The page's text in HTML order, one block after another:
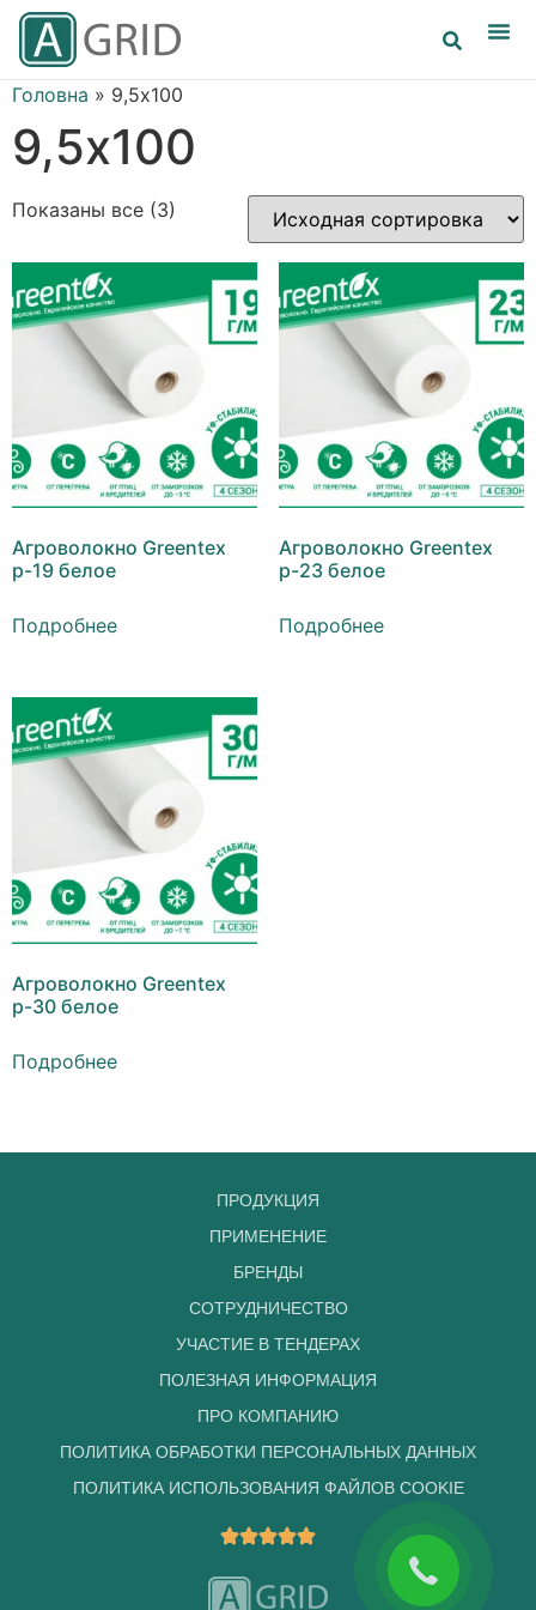
Головна » 9,5х100
9,5х100
Показаны все (3)
Агроволокно Greentex
р-19 белое
Подробнее
Агроволокно Greentex
р-23 белое
Подробнее
Агроволокно Greentex
р-30 белое
Подробнее
ПРОДУКЦИЯ
ПРИМЕНЕНИЕ
БРЕНДЫ
СОТРУДНИЧЕСТВО
УЧАСТИЕ В ТЕНДЕРАХ
ПОЛЕЗНАЯ ИНФОРМАЦИЯ
ПРО КОМПАНИЮ
ПОЛИТИКА ОБРАБОТКИ ПЕРСОНАЛЬНЫХ ДАННЫХ
ПОЛИТИКА ИСПОЛЬЗОВАНИЯ ФАЙЛОВ COOKIE